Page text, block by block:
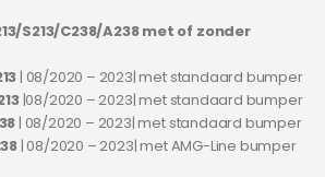
S213/C238/A238 met of zonder
| 08/2020 – 2023| met standaard bumper
|08/2020 – 2023| met standaard bumper
| 08/2020 – 2023| met standaard bumper
| 08/2020 – 2023| met AMG-Line bumper